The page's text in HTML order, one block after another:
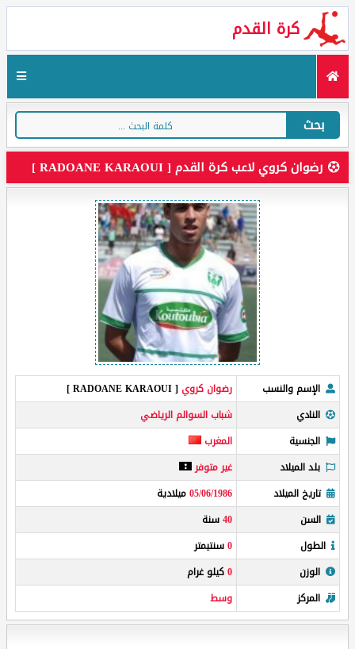
كرة القدم
بحث
رضوان كروي لاعب كرة القدم [ RADOANE KARAOUI ]
الإسم والنسب رضوان كروي [ RADOANE KARAOUI ]
النادي
شباب السوالم الرياضي
الجنسية
المغرب
بلد الميلاد
غير متوفر
تاريخ الميلاد
05/06/1986ميلادية
السن
40سنة
الطول
0سنتيمتر
الوزن
0كيلو غرام
المركز
وسط